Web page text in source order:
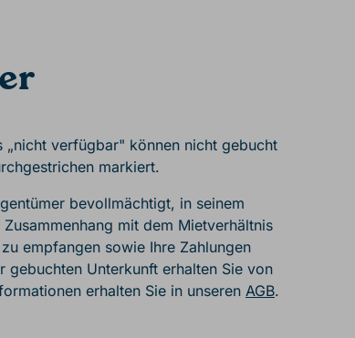
„nicht verfügbar" können nicht gebucht
markiert.
bevollmächtigt, in seinem
mit dem Mietverhältnis
empfangen sowie Ihre Zahlungen
gebuchten Unterkunft erhalten Sie von
erhalten Sie in unseren AGB.